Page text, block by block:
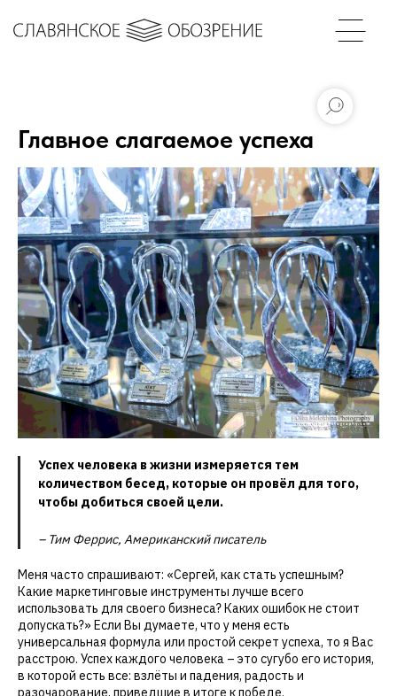
Главное слагаемое успеха
Успех человека в жизни измеряется тем
количеством бесед, которые он провёл для того,
чтобы добиться своей цели.
– Тим Феррис, Американский писатель
Меня часто спрашивают: «Сергей, как стать успешным?
Какие маркетинговые инструменты лучше всего
использовать для своего бизнеса? Каких ошибок не стоит
допускать?» Если Вы думаете, что у меня есть
универсальная формула или простой секрет успеха, то я Вас
расстрою. Успех каждого человека – это сугубо его история,
в которой есть все: взлёты и падения, радость и
разочарование, приведшие в итоге к победе.